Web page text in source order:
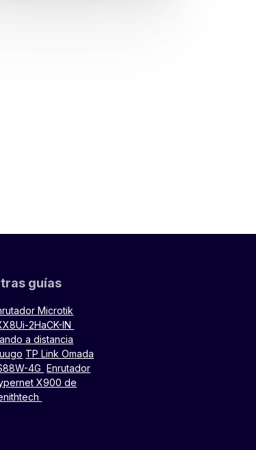
guías
Microtik
2HaCK-IN
a distancia
TP Link Omada
4G Enrutador
X900 de